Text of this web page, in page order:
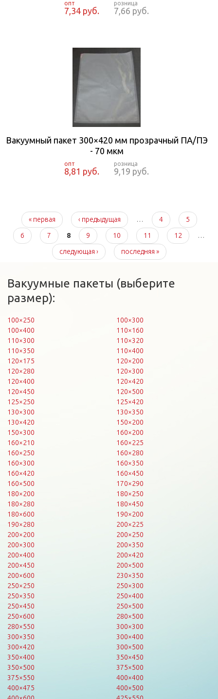
7,34 руб. 7,66 руб.
Вакуумный пакет 300×420 мм прозрачный ПА/ПЭ
- 70 мкм
8,81 руб. 9,19 руб.
« первая ‹ предыдущая … 4 5
6 7 8 9 10 11 12 …
следующая › последняя »
Вакуумные пакеты (выберите
размер):
100×250
100×300
100×400
110×160
110×300
110×320
110×350
110×400
120×175
120×200
120×280
120×300
120×400
120×420
120×450
120×500
125×250
125×420
130×300
130×350
130×420
150×200
150×300
160×200
160×210
160×225
160×250
160×280
160×300
160×350
160×420
160×450
160×500
170×290
180×200
180×250
180×280
180×450
180×600
190×200
190×280
200×225
200×200
200×250
200×300
200×350
200×400
200×420
200×450
200×500
200×600
230×350
250×250
250×300
250×350
250×400
250×450
250×500
250×600
280×500
280×550
300×300
300×350
300×400
300×420
300×500
350×400
350×450
350×500
375×500
375×550
400×400
400×475
400×500